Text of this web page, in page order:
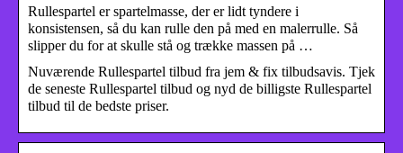
Rullespartel er spartelmasse, der er lidt tyndere i
konsistensen, så du kan rulle den på med en malerrulle. Så
slipper du for at skulle stå og trække massen på …
Nuværende Rullespartel tilbud fra jem & fix tilbudsavis. Tjek
de seneste Rullespartel tilbud og nyd de billigste Rullespartel
tilbud til de bedste priser.